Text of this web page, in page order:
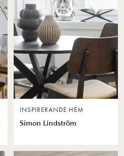
INSPIRERANDE HEM
Simon Lindström